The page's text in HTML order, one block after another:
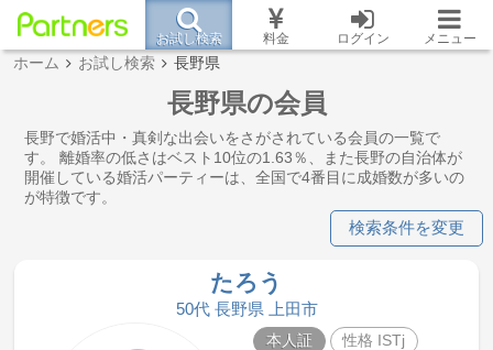
お試し検索 料金 ログイン メニュー
ホーム お試し検索 長野県
長野県の会員
長野で婚活中・真剣な出会いをさがされている会員の一覧で
す。 離婚率の低さはベスト10位の1.63％、また長野の自治体が
開催している婚活パーティーは、全国で4番目に成婚数が多いの
が特徴です。
検索条件を変更
たろう
50代 長野県 上田市
本人証 性格 ISTj